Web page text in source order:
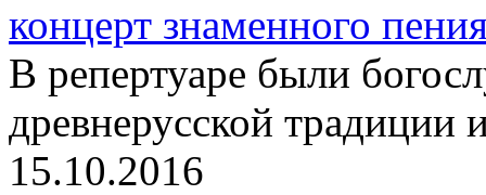
концерт знаменного
В репертуаре были
древнерусской традиции
15.10.2016